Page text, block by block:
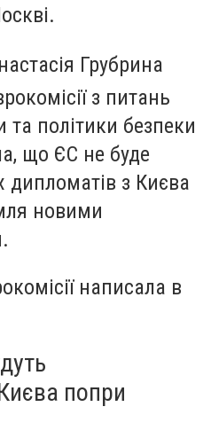
Грубрина
з питань
та політики безпеки
що ЄС не буде
дипломатів з Києва
новими
написала в
попри